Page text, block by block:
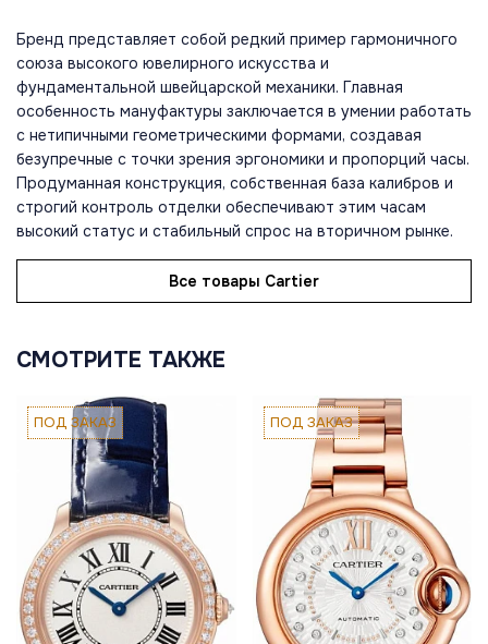
Бренд представляет собой редкий пример гармоничного
союза высокого ювелирного искусства и
фундаментальной швейцарской механики. Главная
особенность мануфактуры заключается в умении работать
с нетипичными геометрическими формами, создавая
безупречные с точки зрения эргономики и пропорций часы.
Продуманная конструкция, собственная база калибров и
строгий контроль отделки обеспечивают этим часам
высокий статус и стабильный спрос на вторичном рынке.
Все товары Cartier
СМОТРИТЕ ТАКЖЕ
ПОД ЗАКАЗ ПОД ЗАКАЗ